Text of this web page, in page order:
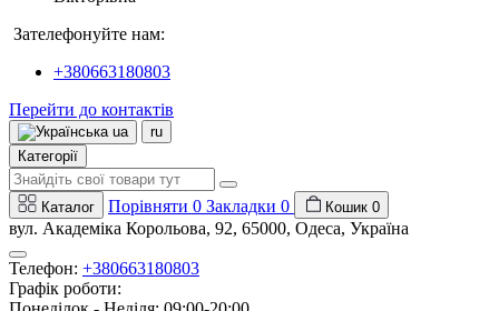
Зателефонуйте нам:
+380663180803
Перейти до контактів
ua
ru
Категорії
Каталог Порівняти 0 Закладки 0 Кошик 0
вул. Академіка Корольова, 92, 65000, Одеса, Україна
Телефон: +380663180803
Графік роботи: